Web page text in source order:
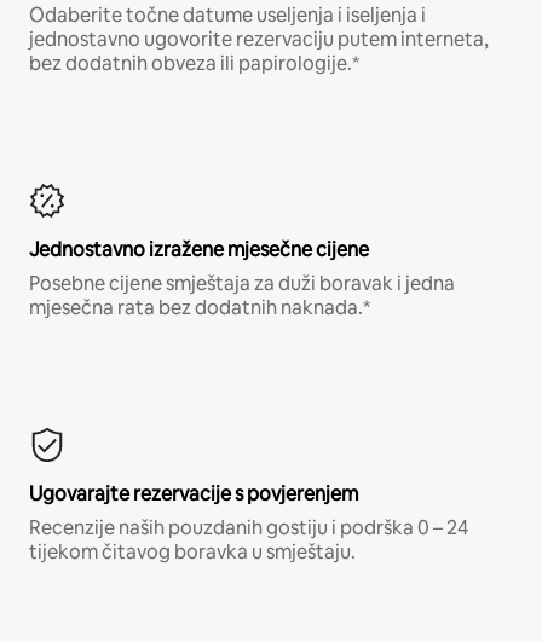
Odaberite točne datume useljenja i iseljenja i
jednostavno ugovorite rezervaciju putem interneta,
bez dodatnih obveza ili papirologije.*
Jednostavno izražene mjesečne cijene
Posebne cijene smještaja za duži boravak i jedna
mjesečna rata bez dodatnih naknada.*
Ugovarajte rezervacije s povjerenjem
Recenzije naših pouzdanih gostiju i podrška 0 – 24
tijekom čitavog boravka u smještaju.